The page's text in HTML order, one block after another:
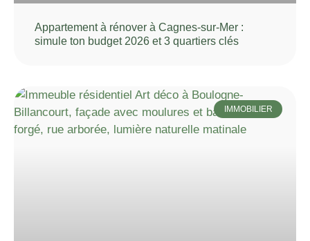
Appartement à rénover à Cagnes-sur-Mer :
simule ton budget 2026 et 3 quartiers clés
IMMOBILIER